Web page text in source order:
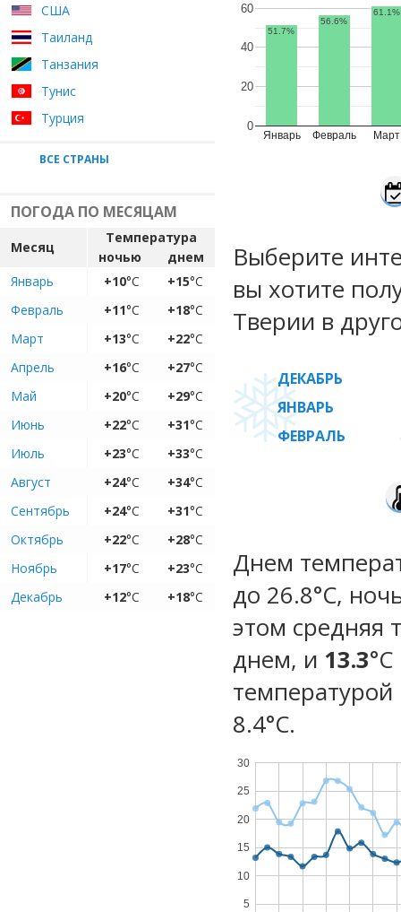
США
Таиланд
Танзания
Тунис
Турция
ВСЕ СТРАНЫ
ПОГОДА ПО МЕСЯЦАМ
Месяц
Температура
ночью
днем
Январь
+10°C +15°C
Февраль
+11°C +18°C
Март
+13°C +22°C
Апрель
+16°C +27°C
Май
+20°C +29°C
Июнь
+22°C +31°C
Июль
+23°C +33°C
Август
+24°C +34°C
Сентябрь
+24°C +31°C
Октябрь
+22°C +28°C
Ноябрь
+17°C +23°C
Декабрь
+12°C +18°C
Январь Февраль Март
0
20
40
60
51.7%
56.6%
61.1%
Выберите
вы хотите
Тверии в
ДЕКАБРЬ
ЯНВАРЬ
ФЕВРАЛЬ
Днем
до 26.8°C,
этом средняя
днем, и 13.3
температурой
8.4°С.
5
10
15
20
25
30